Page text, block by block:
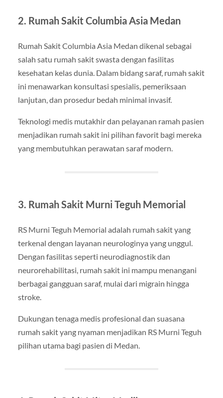
2. Rumah Sakit Columbia Asia Medan
Rumah Sakit Columbia Asia Medan dikenal sebagai
salah satu rumah sakit swasta dengan fasilitas
kesehatan kelas dunia. Dalam bidang saraf, rumah sakit
ini menawarkan konsultasi spesialis, pemeriksaan
lanjutan, dan prosedur bedah minimal invasif.
Teknologi medis mutakhir dan pelayanan ramah pasien
menjadikan rumah sakit ini pilihan favorit bagi mereka
yang membutuhkan perawatan saraf modern.
3. Rumah Sakit Murni Teguh Memorial
RS Murni Teguh Memorial adalah rumah sakit yang
terkenal dengan layanan neurologinya yang unggul.
Dengan fasilitas seperti neurodiagnostik dan
neurorehabilitasi, rumah sakit ini mampu menangani
berbagai gangguan saraf, mulai dari migrain hingga
stroke.
Dukungan tenaga medis profesional dan suasana
rumah sakit yang nyaman menjadikan RS Murni Teguh
pilihan utama bagi pasien di Medan.